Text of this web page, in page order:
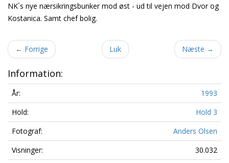
NK´s nye nærsikringsbunker mod øst - ud til vejen mod Dvor og
Kostanica. Samt chef bolig.
← Forrige Luk Næste →
Information:
År:
1993
Hold:
Hold 3
Fotograf:
Anders Olsen
Visninger:
30.032